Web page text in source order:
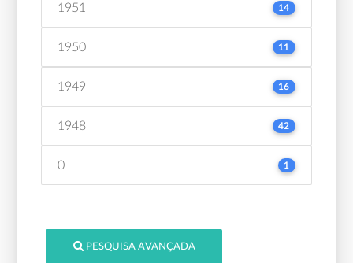
1951 14
1950 11
1949 16
1948 42
0 1
PESQUISA AVANÇADA